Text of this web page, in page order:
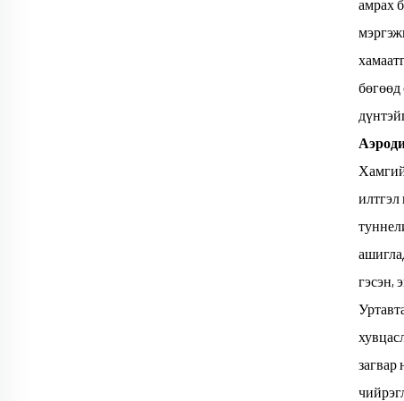
амрах
бөгөөд
илтгэл
гэсэн,
загвар